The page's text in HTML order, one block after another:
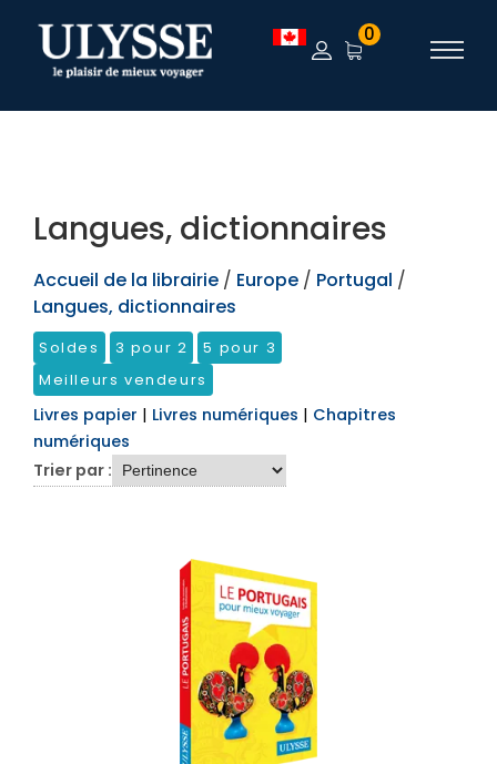
TEST 0
Langues, dictionnaires
Accueil de la librairie / Europe / Portugal /
Langues, dictionnaires
Soldes 3 pour 2
5 pour 3
Meilleurs vendeurs
Livres papier | Livres numériques | Chapitres
numériques
Trier par :